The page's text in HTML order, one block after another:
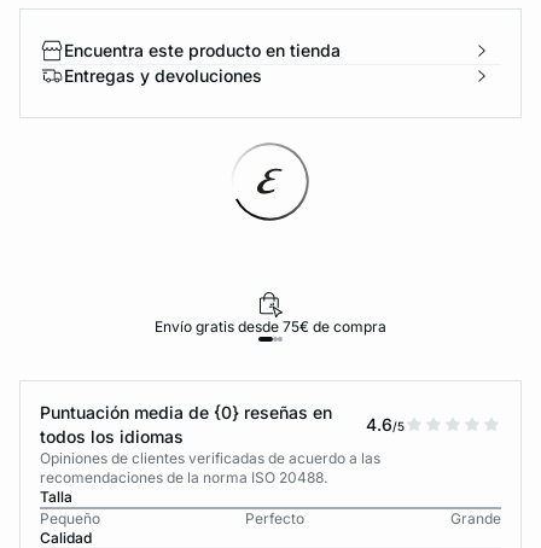
Encuentra este producto en tienda
Entregas y devoluciones
Envío gratis desde 75€ de compra
Puntuación media de {0} reseñas en
todos los idiomas
4.6/5
Opiniones de clientes verificadas de acuerdo a las
recomendaciones de la norma ISO 20488.
Talla
Pequeño
Perfecto
Grande
Calidad